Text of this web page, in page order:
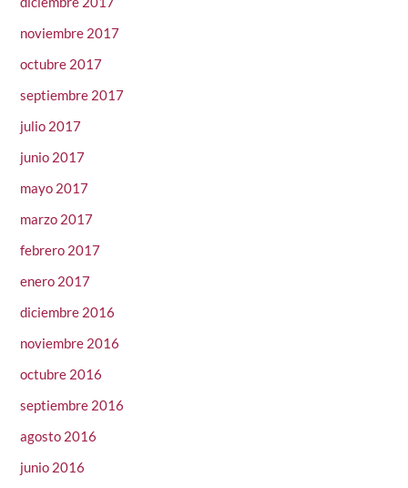
noviembre 2017
octubre 2017
septiembre 2017
julio 2017
junio 2017
mayo 2017
marzo 2017
febrero 2017
enero 2017
diciembre 2016
noviembre 2016
octubre 2016
septiembre 2016
agosto 2016
junio 2016